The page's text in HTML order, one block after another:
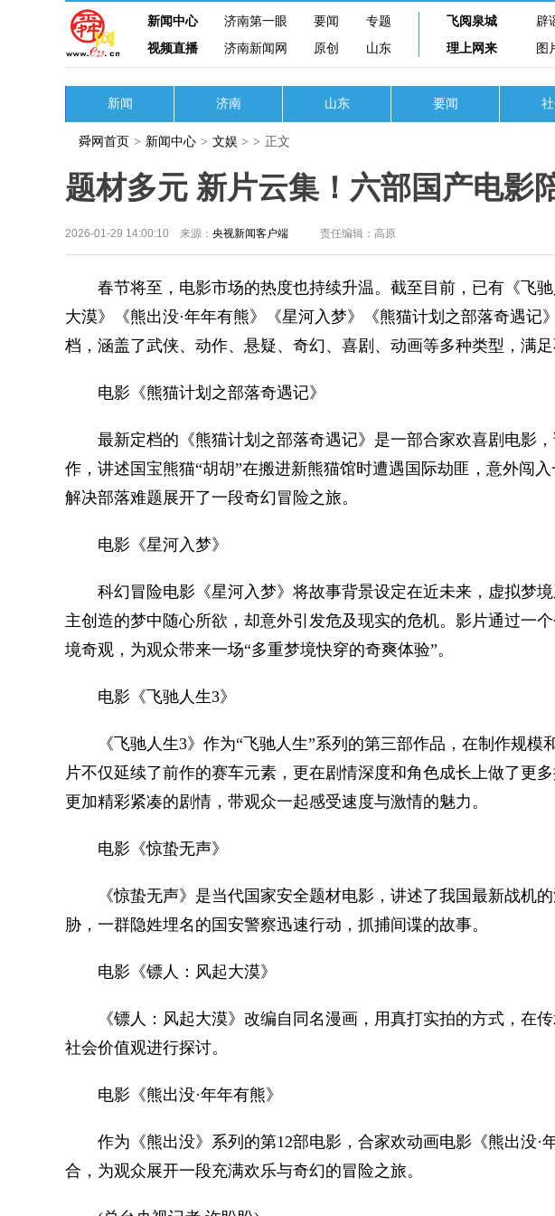
新闻中心 济南第一眼 要闻
专题
视频直播
济南新闻网 原创 山东
飞阅泉城 辟
理上网来
图
新闻 济南 山东 要闻
舜网首页 > 新闻中心 > 文娱 > > 正文
题材多元 新片云集！六部国产电影
2026-01-29 14:00:10 来源： 央视新闻客户端 责任编辑：高原
春节将至，电影市场的热度也持续升温。截至目前，已有《飞驰
大漠》《熊出没·年年有熊》《星河入梦》《熊猫计划之部落奇遇记
档，涵盖了武侠、动作、悬疑、奇幻、喜剧、动画等多种类型，满足
电影《熊猫计划之部落奇遇记》
最新定档的《熊猫计划之部落奇遇记》是一部合家欢喜剧电影，
作，讲述国宝熊猫“胡胡”在搬进新熊猫馆时遭遇国际劫匪，意外闯
解决部落难题展开了一段奇幻冒险之旅。
电影《星河入梦》
科幻冒险电影《星河入梦》将故事背景设定在近未来，虚拟梦境
主创造的梦中随心所欲，却意外引发危及现实的危机。影片通过一
境奇观，为观众带来一场“多重梦境快穿的奇爽体验”。
电影《飞驰人生3》
《飞驰人生3》作为“飞驰人生”系列的第三部作品，在制作规模
片不仅延续了前作的赛车元素，更在剧情深度和角色成长上做了更
更加精彩紧凑的剧情，带观众一起感受速度与激情的魅力。
电影《惊蛰无声》
《惊蛰无声》是当代国家安全题材电影，讲述了我国最新战机的
胁，一群隐姓埋名的国安警察迅速行动，抓捕间谍的故事。
电影《镖人：风起大漠》
《镖人：风起大漠》改编自同名漫画，用真打实拍的方式，在传
社会价值观进行探讨。
电影《熊出没·年年有熊》
作为《熊出没》系列的第12部电影，合家欢动画电影《熊出没·
合，为观众展开一段充满欢乐与奇幻的冒险之旅。